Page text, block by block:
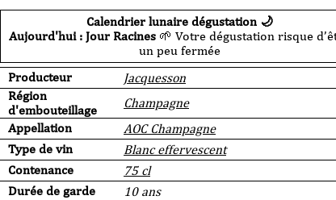
Calendrier lunaire dégustation 🌙
Aujourd'hui : Jour Racines 🌱 Votre dégustation risque
un peu fermée
Producteur
Jacquesson
Région
d'embouteillage
Champagne
Appellation
AOC Champagne
Type de vin
Blanc effervescent
Contenance
75 cl
Durée de garde
10 ans